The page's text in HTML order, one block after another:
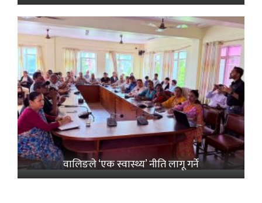
वालिङले ‘एक स्वास्थ्य’ नीति लागू गर्ने